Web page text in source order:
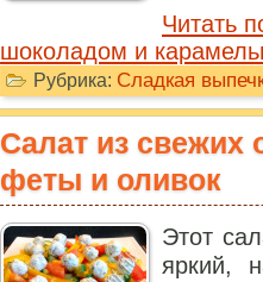
Читать
шоколадом и
Рубрика: Сладкая
Салат из свежих
феты и оливок
Этот
яркий,